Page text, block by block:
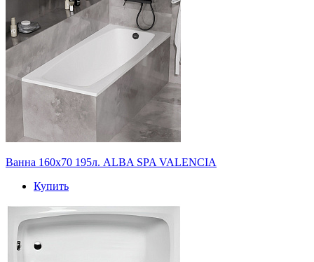
Ванна 160х70 195л. ALBA SPA VALENCIA
Купить